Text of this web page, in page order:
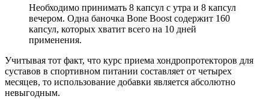
Необходимо принимать 8 капсул с утра и 8 капсул
вечером. Одна баночка Bone Boost содержит 160
капсул, которых хватит всего на 10 дней
применения.
Учитывая тот факт, что курс приема хондропротекторов для
суставов в спортивном питании составляет от четырех
месяцев, то использование добавки является абсолютно
невыгодным.